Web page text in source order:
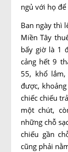
ngủ với họ
Ban ngày thì
Miền Tây
bấy giờ là 1
cảng hết 9
55, khổ
được,
chiếc chiếu
một chút,
những chỗ
chiếu gần
cũng phải